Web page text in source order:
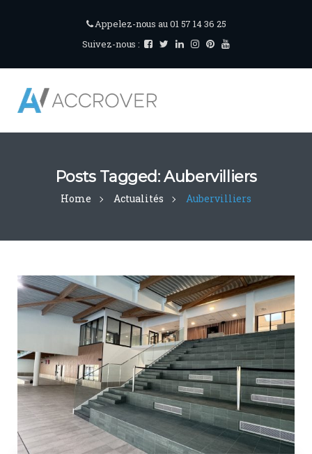
Appelez-nous au 01 57 14 36 25
Suivez-nous :
Posts Tagged: Aubervilliers
Home Actualités Aubervilliers